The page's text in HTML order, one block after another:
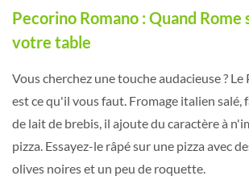
Pecorino Romano : Quand Rome
votre table
Vous cherchez une touche audacieuse ?
est ce qu'il vous faut. Fromage italien salé,
de lait de brebis, il ajoute du caractère à
pizza. Essayez-le râpé sur une pizza avec
olives noires et un peu de roquette.